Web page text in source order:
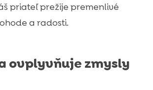
priateľ prežije premenlivé
a radosti.
ovplyvňuje zmysly